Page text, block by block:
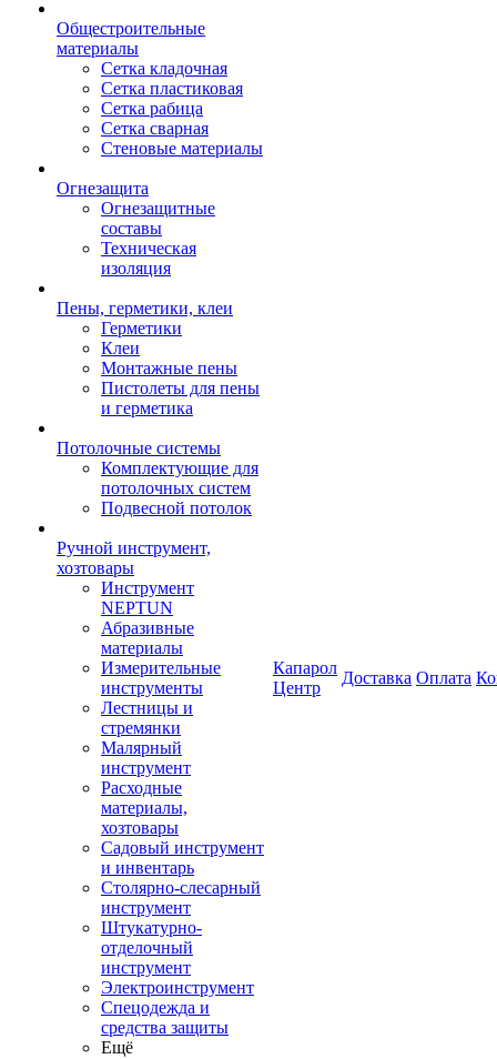
Общестроительные
материалы
Сетка кладочная
Сетка пластиковая
Сетка рабица
Сетка сварная
Стеновые материалы
Огнезащита
Огнезащитные
составы
Техническая
изоляция
Пены, герметики, клеи
Герметики
Клеи
Монтажные пены
Пистолеты для пены
и герметика
Потолочные системы
Комплектующие для
потолочных систем
Подвесной потолок
Ручной инструмент,
хозтовары
Инструмент
NEPTUN
Абразивные
материалы
Измерительные
инструменты
Лестницы и
стремянки
Малярный
инструмент
Расходные
материалы,
хозтовары
Садовый инструмент
и инвентарь
Столярно-слесарный
инструмент
Штукатурно-
отделочный
инструмент
Электроинструмент
Спецодежда и
средства защиты
Ещё
Капарол
Центр
Доставка Оплата